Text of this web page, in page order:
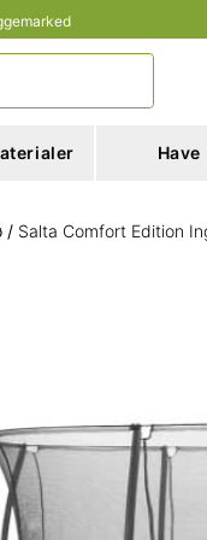
Have
/ Salta Comfort Edition